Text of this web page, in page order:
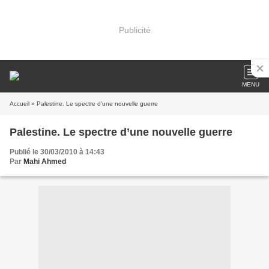
Publicité
MENU
Accueil » Palestine. Le spectre d’une nouvelle guerre
Palestine. Le spectre d’une nouvelle guerre
Publié le 30/03/2010 à 14:43
Par Mahi Ahmed